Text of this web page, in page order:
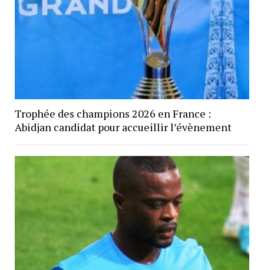
Trophée des champions 2026 en France :
Abidjan candidat pour accueillir l’évènement